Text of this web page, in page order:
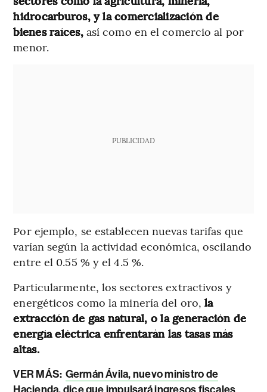
hidrocarburos, y la comercialización de
bienes raíces,así como en el comercio al por
menor.
PUBLICIDAD
Por ejemplo, se establecen nuevas tarifas que
varían según la actividad económica, oscilando
entre el 0.55 % y el 4.5 %.
Particularmente, los sectores extractivos y
energéticos como la minería del oro, la
extracción de gas natural, o la generación de
energía eléctrica enfrentarán las tasas más
altas.
VER MÁS: Germán Ávila, nuevo ministro de